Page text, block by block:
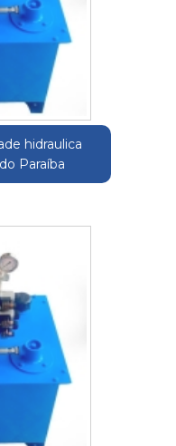
hidraulica
Paraíba